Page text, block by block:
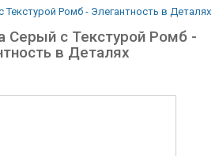
Текстурой Ромб - Элегантность в Деталях
Серый с Текстурой Ромб -
в Деталях